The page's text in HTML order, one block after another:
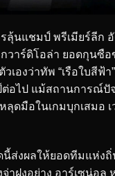
ลุ้นแชมป์ พรีเมียร์ลีก
กวาร์ดิโอล่า ยอดกุนซื
เองว่าทัพ “เรือใบสีฟ้า
อไป แม้สถานการณ์ปั
ดมือในเกมบุกเสมอ เ
ส่งผลให้ยอดทีมแห่งถิ่น
ฝูงอย่าง อาร์เซน่อล